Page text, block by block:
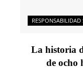
RESPONSABILIDAD
La historia
de ocho